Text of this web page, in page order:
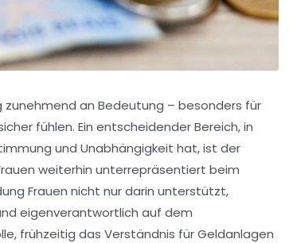
an Bedeutung – besonders für
fühlen. Ein entscheidender Bereich, in
und Unabhängigkeit hat, ist der
weiterhin unterrepräsentiert beim
Frauen nicht nur darin unterstützt,
eigenverantwortlich auf dem
frühzeitig das Verständnis für Geldanlagen